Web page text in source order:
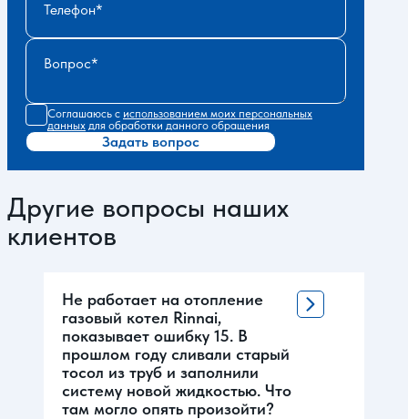
Телефон
Вопрос
Соглашаюсь с использованием моих персональных
данных для обработки данного обращения
Задать вопрос
Другие вопросы наших
клиентов
Не работает на отопление
газовый котел Rinnai,
показывает ошибку 15. В
прошлом году сливали старый
тосол из труб и заполнили
систему новой жидкостью. Что
там могло опять произойти?